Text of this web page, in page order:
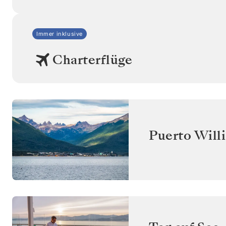
Immer inklusive
Charterflüge
Puerto